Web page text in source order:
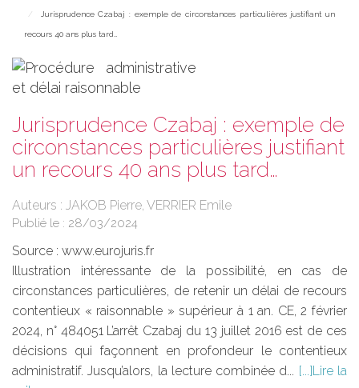
Jurisprudence Czabaj : exemple de circonstances particulières justifiant un
recours 40 ans plus tard…
Jurisprudence Czabaj : exemple de
circonstances particulières justifiant
un recours 40 ans plus tard…
Auteurs : JAKOB Pierre, VERRIER Emile
Publié le : 28/03/2024
Source : www.eurojuris.fr
Illustration intéressante de la possibilité, en cas de
circonstances particulières, de retenir un délai de recours
contentieux « raisonnable » supérieur à 1 an. CE, 2 février
2024, n° 484051 L’arrêt Czabaj du 13 juillet 2016 est de ces
décisions qui façonnent en profondeur le contentieux
administratif. Jusqu’alors, la lecture combinée d...
Lire la